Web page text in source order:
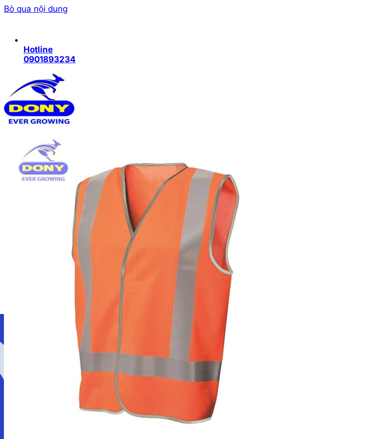
Bỏ qua nội dung
Hotline
0901893234
LOẠI ĐỒNG PHỤC
Áo thun đồng phục
Áo polo đồng phục
Áo sơ mi đồng phục
Áo khoác đồng phục